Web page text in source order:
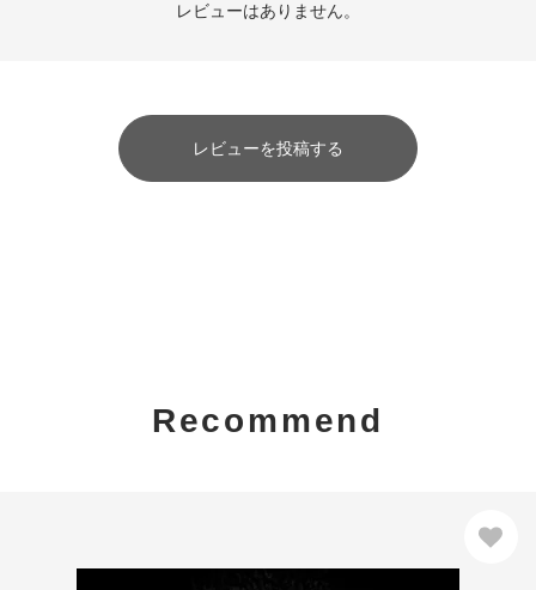
レビューはありません。
レビューを投稿する
Recommend